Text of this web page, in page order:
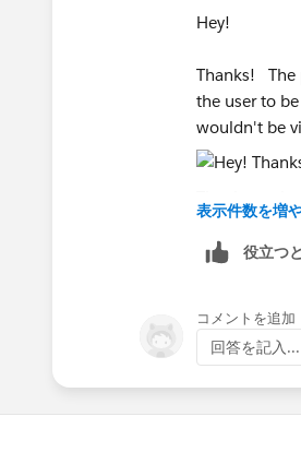
Hey!
Thanks! The
the user to
wouldn't be
Justin
表示件数を増
役立つ
コメントを追加
回答を記入...